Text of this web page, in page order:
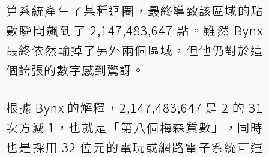
算系統產生了某種迴圈，最終導致該區域的點
數瞬間飆到了 2,147,483,647 點。雖然 Bynx
最終依然輸掉了另外兩個區域，但他仍對於這
個誇張的數字感到驚訝。
根據 Bynx 的解釋，2,147,483,647 是 2 的 31
次方減 1，也就是「第八個梅森質數」，同時
也是採用 32 位元的電玩或網路電子系統可運